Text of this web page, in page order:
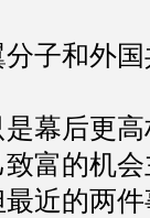
子和外
幕后更
富的机
近的两